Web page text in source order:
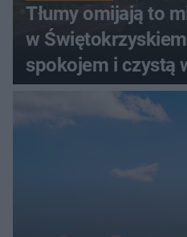
Tłumy omijają to
w
spokojem i czystą